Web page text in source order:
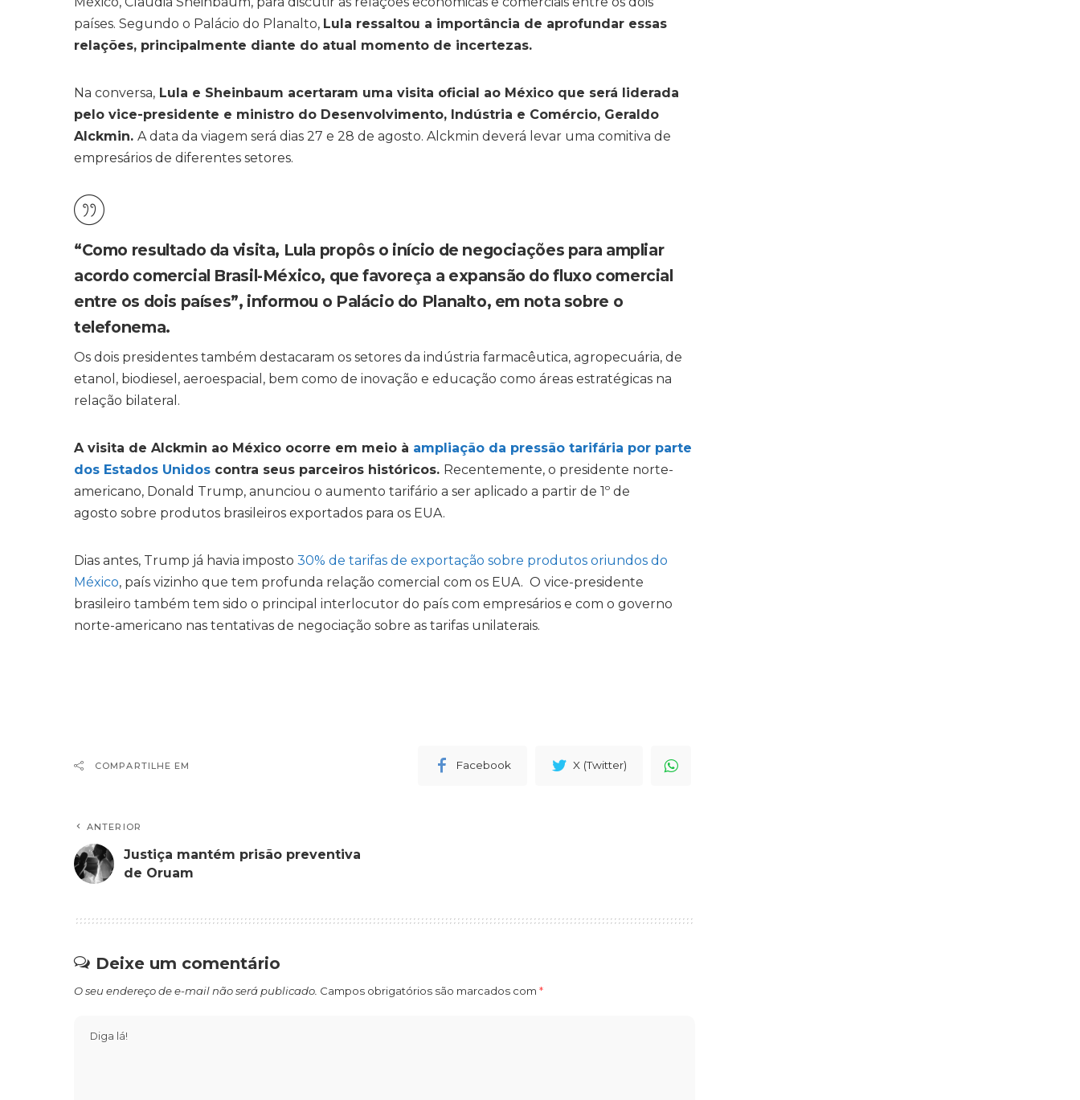
países. Segundo o Palácio do Planalto, Lula ressaltou a importância de aprofundar essas
relações, principalmente diante do atual momento de incertezas.
Na conversa, Lula e Sheinbaum acertaram uma visita oficial ao México que será liderada
pelo vice-presidente e ministro do Desenvolvimento, Indústria e Comércio, Geraldo
Alckmin. A data da viagem será dias 27 e 28 de agosto. Alckmin deverá levar uma comitiva de
empresários de diferentes setores.
“Como resultado da visita, Lula propôs o início de negociações para ampliar
acordo comercial Brasil-México, que favoreça a expansão do fluxo comercial
entre os dois países”, informou o Palácio do Planalto, em nota sobre o
telefonema.
Os dois presidentes também destacaram os setores da indústria farmacêutica, agropecuária, de
etanol, biodiesel, aeroespacial, bem como de inovação e educação como áreas estratégicas na
relação bilateral.
A visita de Alckmin ao México ocorre em meio à ampliação da pressão tarifária por parte
dos Estados Unidos contra seus parceiros históricos. Recentemente, o presidente norte-
americano, Donald Trump, anunciou o aumento tarifário a ser aplicado a partir de 1º de
agosto sobre produtos brasileiros exportados para os EUA.
Dias antes, Trump já havia imposto 30% de tarifas de exportação sobre produtos oriundos do
México, país vizinho que tem profunda relação comercial com os EUA. O vice-presidente
brasileiro também tem sido o principal interlocutor do país com empresários e com o governo
norte-americano nas tentativas de negociação sobre as tarifas unilaterais.
COMPARTILHE EM Facebook X (Twitter)
ANTERIOR
Justiça mantém prisão preventiva
de Oruam
Deixe um comentário
O seu endereço de e-mail não será publicado. Campos obrigatórios são marcados com *